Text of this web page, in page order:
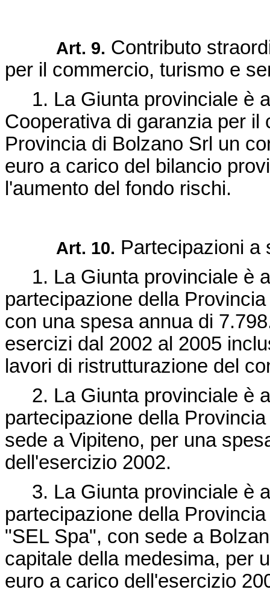
Art. 9. Contributo
per il commercio, turismo e
1. La Giunta provinciale è
Cooperativa di garanzia per
Provincia di Bolzano Srl un
euro a carico del bilancio
l'aumento del fondo rischi.
Art. 10. Partecipazioni a
1. La Giunta provinciale è
partecipazione della
con una spesa annua di
esercizi dal 2002 al 2005
lavori di ristrutturazione del
2. La Giunta provinciale è
partecipazione della
sede a Vipiteno, per una
dell'esercizio 2002.
3. La Giunta provinciale è
partecipazione della
"SEL Spa", con sede a
capitale della medesima, per
euro a carico dell'esercizio